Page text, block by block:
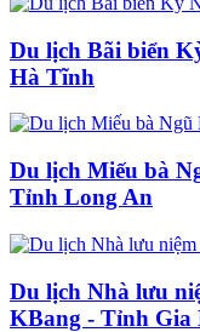
Du lịch Bãi biển
Hà Tĩnh
Du lịch Miếu bà
Tỉnh Long An
Du lịch Nhà lưu
KBang - Tỉnh Gia